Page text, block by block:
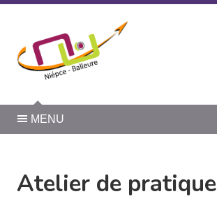
MENU
Atelier de pratique
Panneau de gestion des cookies